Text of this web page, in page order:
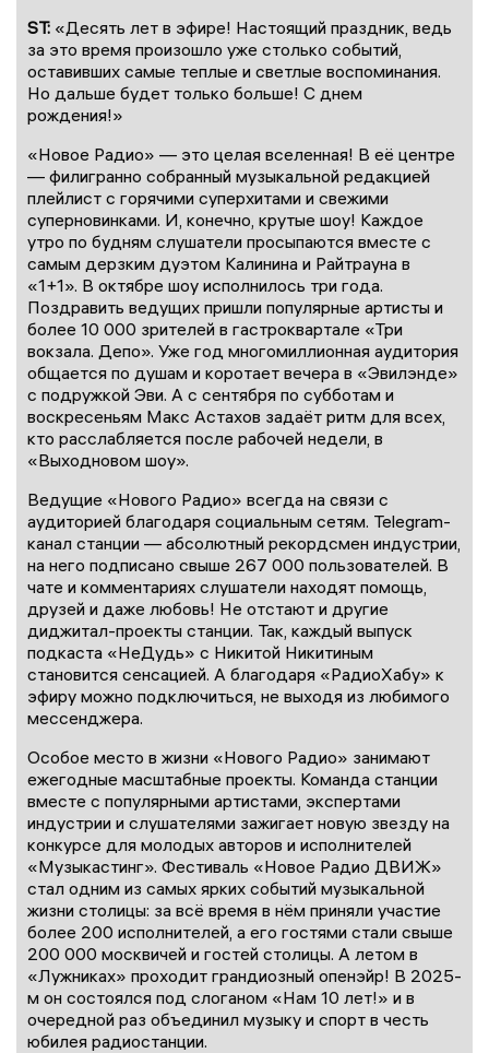
ST: «Десять лет в эфире! Настоящий праздник, ведь
за это время произошло уже столько событий,
оставивших самые теплые и светлые воспоминания.
Но дальше будет только больше! С днем
рождения!»
«Новое Радио» — это целая вселенная! В её центре
— филигранно собранный музыкальной редакцией
плейлист с горячими суперхитами и свежими
суперновинками. И, конечно, крутые шоу! Каждое
утро по будням слушатели просыпаются вместе с
самым дерзким дуэтом Калинина и Райтрауна в
«1+1». В октябре шоу исполнилось три года.
Поздравить ведущих пришли популярные артисты и
более 10 000 зрителей в гастроквартале «Три
вокзала. Депо». Уже год многомиллионная аудитория
общается по душам и коротает вечера в «Эвилэнде»
с подружкой Эви. А с сентября по субботам и
воскресеньям Макс Астахов задаёт ритм для всех,
кто расслабляется после рабочей недели, в
«Выходновом шоу».
Ведущие «Нового Радио» всегда на связи с
аудиторией благодаря социальным сетям. Telegram-
канал станции — абсолютный рекордсмен индустрии,
на него подписано свыше 267 000 пользователей. В
чате и комментариях слушатели находят помощь,
друзей и даже любовь! Не отстают и другие
диджитал-проекты станции. Так, каждый выпуск
подкаста «НеДудь» с Никитой Никитиным
становится сенсацией. А благодаря «РадиоХабу» к
эфиру можно подключиться, не выходя из любимого
мессенджера.
Особое место в жизни «Нового Радио» занимают
ежегодные масштабные проекты. Команда станции
вместе с популярными артистами, экспертами
индустрии и слушателями зажигает новую звезду на
конкурсе для молодых авторов и исполнителей
«Музыкастинг». Фестиваль «Новое Радио ДВИЖ»
стал одним из самых ярких событий музыкальной
жизни столицы: за всё время в нём приняли участие
более 200 исполнителей, а его гостями стали свыше
200 000 москвичей и гостей столицы. А летом в
«Лужниках» проходит грандиозный опенэйр! В 2025-
м он состоялся под слоганом «Нам 10 лет!» и в
очередной раз объединил музыку и спорт в честь
юбилея радиостанции.